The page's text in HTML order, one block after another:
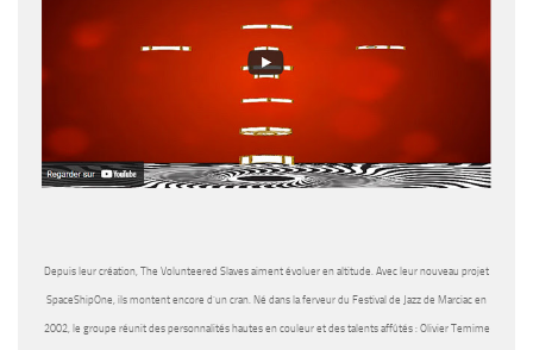
Depuis leur création, The Volunteered Slaves aiment évoluer en altitude. Avec leur nouveau projet
SpaceShipOne, ils montent encore d’un cran. Né dans la ferveur du Festival de Jazz de Marciac en
2002, le groupe réunit des personnalités hautes en couleur et des talents affûtés : Olivier Temime